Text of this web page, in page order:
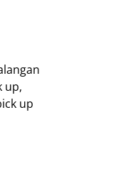
up,
up